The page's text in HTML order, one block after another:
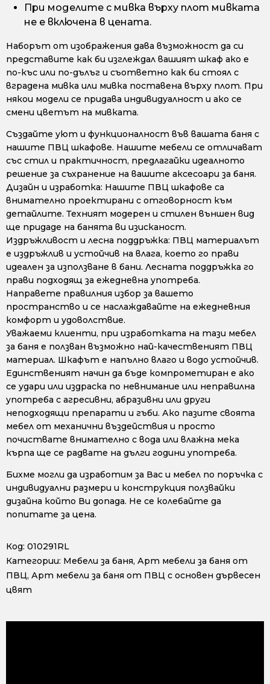
При моделите с мивка върху плот мивката
не е включена в цената.
Наборът от изображения дава възможност да си
представите как би изглеждал вашият шкаф ако е
по-къс или по-дълъг и съответно как би стоял с
вградена мивка или мивка поставена върху плот. При
някои модели се придава индивидуалност и ако се
смени цветът на мивката.
Създайте уют и функционалност във вашата баня с
нашите ПВЦ шкафове. Нашите мебели се отличават
със стил и практичност, предлагайки идеалното
решение за съхранение на вашите аксесоари за баня.
Дизайн и изработка: Нашите ПВЦ шкафове са
внимателно проектирани с отговорност към
детайлите. Техният модерен и стилен външен вид
ще придаде на банята ви изисканост.
Издръжливост и лесна поддръжка: ПВЦ материалът
е издръжлив и устойчив на влага, което го прави
идеален за използване в бани. Лесната поддръжка го
прави подходящ за ежедневна употреба.
Направете правилния избор за вашето
пространство и се наслаждавайте на ежедневния
комфорт и удоволствие.
Уважаеми клиенти, при изработката на тази мебел
за баня е ползван възможно най-качественият ПВЦ
материал. Шкафът е напълно влаго и водо устойчив.
Единственият начин да бъде компрометиран е ако
се удари или издраска по невнимание или неправилна
употреба с агресивни, абразивни или други
неподходящи препарати и гъби. Ако пазите своята
мебел от механични въздействия и просто
почиствате внимателно с вода или влажна мека
кърпа ще се радвате на дълги години употреба.
Бихме могли да изработим за Вас и мебел по поръчка с
индивидуални размери и конструкция ползвайки
дизайна който Ви допада. Не се колебайте да
попитате за цена.
Код: 010291RL
Категории: Мебели за баня, Арт мебели за баня от
ПВЦ, Арт мебели за баня от ПВЦ с основен дървесен
цвят